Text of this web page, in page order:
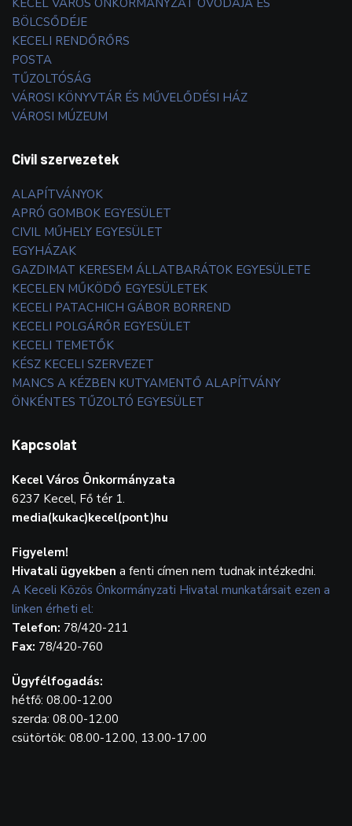
BÖLCSŐDÉJE
KECELI RENDŐRŐRS
POSTA
TŰZOLTÓSÁG
VÁROSI KÖNYVTÁR ÉS MŰVELŐDÉSI HÁZ
VÁROSI MÚZEUM
Civil szervezetek
ALAPÍTVÁNYOK
APRÓ GOMBOK EGYESÜLET
CIVIL MŰHELY EGYESÜLET
EGYHÁZAK
GAZDIMAT KERESEM ÁLLATBARÁTOK EGYESÜLETE
KECELEN MŰKÖDŐ EGYESÜLETEK
KECELI PATACHICH GÁBOR BORREND
KECELI POLGÁRŐR EGYESÜLET
KECELI TEMETŐK
KÉSZ KECELI SZERVEZET
MANCS A KÉZBEN KUTYAMENTŐ ALAPÍTVÁNY
ÖNKÉNTES TŰZOLTÓ EGYESÜLET
Kapcsolat
Kecel Város Önkormányzata
6237 Kecel, Fő tér 1.
media(kukac)kecel(pont)hu
Figyelem!
Hivatali ügyekben a fenti címen nem tudnak intézkedni.
A Keceli Közös Önkormányzati Hivatal munkatársait ezen a
linken érheti el:
Telefon: 78/420-211
Fax: 78/420-760
Ügyfélfogadás:
hétfő: 08.00-12.00
szerda: 08.00-12.00
csütörtök: 08.00-12.00, 13.00-17.00